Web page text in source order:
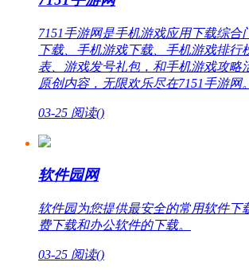
7151手游网是手机游戏应用下载综合
下载、手机游戏下载、手机游戏排行
表、游戏发号礼包，和手机游戏攻略
原创内容，无限欢乐尽在7151手游网。
03-25 阅读()
软件园网
软件园为您提供最安全的常用软件下
费下载和办公软件的下载。
03-25 阅读()